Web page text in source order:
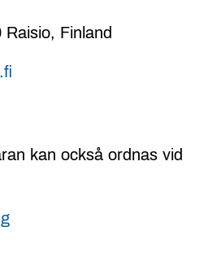
Finland
kan också ordnas vid